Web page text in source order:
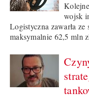
wojsk
Logistyczna zawarła
maksymalnie 62,5 mln